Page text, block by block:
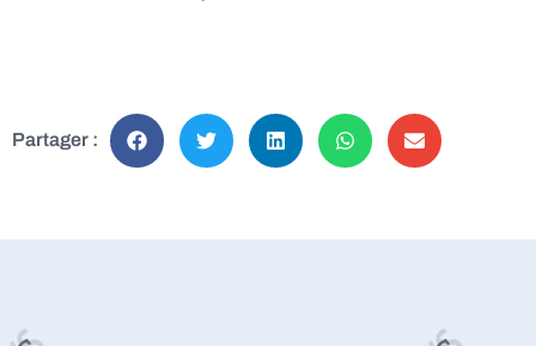
Partager :